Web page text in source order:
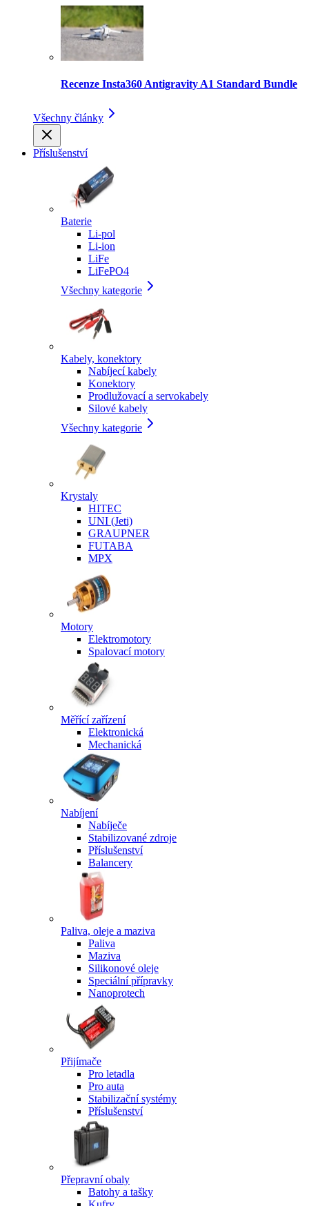
Recenze Insta360 Antigravity A1 Standard Bundle
Všechny články
Příslušenství
Baterie
Li-pol
Li-ion
LiFe
LiFePO4
Všechny kategorie
Kabely, konektory
Nabíjecí kabely
Konektory
Prodlužovací a servokabely
Silové kabely
Všechny kategorie
Krystaly
HITEC
UNI (Jeti)
GRAUPNER
FUTABA
MPX
Motory
Elektromotory
Spalovací motory
Měřící zařízení
Elektronická
Mechanická
Nabíjení
Nabíječe
Stabilizované zdroje
Příslušenství
Balancery
Paliva, oleje a maziva
Paliva
Maziva
Silikonové oleje
Speciální přípravky
Nanoprotech
Přijímače
Pro letadla
Pro auta
Stabilizační systémy
Příslušenství
Přepravní obaly
Batohy a tašky